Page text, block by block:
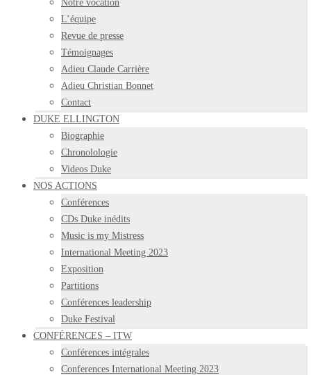
Notre vocation
L’équipe
Revue de presse
Témoignages
Adieu Claude Carrière
Adieu Christian Bonnet
Contact
DUKE ELLINGTON
Biographie
Chronolologie
Videos Duke
NOS ACTIONS
Conférences
CDs Duke inédits
Music is my Mistress
International Meeting 2023
Exposition
Partitions
Conférences leadership
Duke Festival
CONFÉRENCES – ITW
Conférences intégrales
Conferences International Meeting 2023